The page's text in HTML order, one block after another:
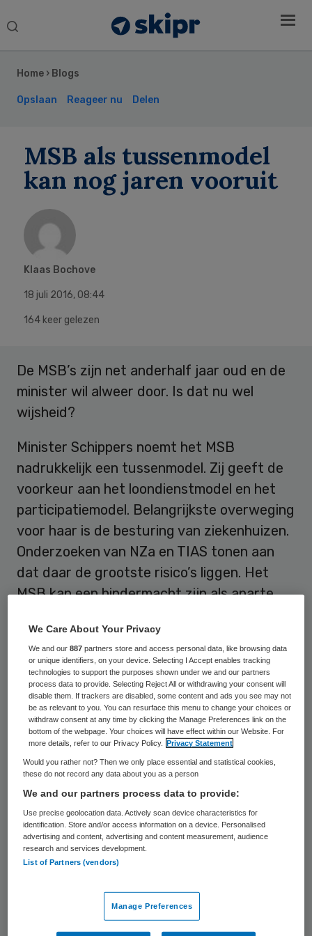
Search
Home › Blogs
Opslaan Reageer nu Delen
MSB als tussenmodel
kan nog jaren vooruit
Klaas Bochove
18 juli 2016, 08:44
164 keer gelezen
De MSB’s zijn net anderhalf jaar oud en de
minister wil alweer door. Is dat nu wel
wijsheid?
Minister Schippers noemt het MSB
nadrukkelijk een tussenmodel. Zij geeft de
voorkeur aan het loondienstmodel en het
participatiemodel. Belangrijkste overweging
voor haar is de besturing van ziekenhuizen.
Onderzoeken van NZa en TIAS tonen aan
dat daar de grootste risico’s liggen. Het
MSB kan een hindermacht zijn als aparte
botst met de eindverantwoordelijkheid van
de raad van bestuur voor kwaliteit en
veiligheid. Verder schroomt de minister
gelukkig niet om ook de positieve kanten
van MSB’s te benoemen: een
gelijkwaardigere relatie tussen
ziekenhuis en specialisten en intensievere
betrokkenheid bij opstellen van beleid.
Participatiemodel
Interessant is dat de minister een
ziekenhuizen als belangrijkste oplossing ziet
van een bestuurlijk zorgpunt. Ik zie
Sidebar
We Care About Your Privacy
We and our887 partners store and access personal data, like browsing data
or unique identifiers, on your device. Selecting I Accept enables tracking
technologies to support the purposes shown under we and our partners
process data to provide. Selecting Reject All or withdrawing your consent will
disable them. If trackers are disabled, some content and ads you see may not
be as relevant to you. You can resurface this menu to change your choices or
withdraw consent at any time by clicking the Manage Preferences link on the
bottom of the webpage. Your choices will have effect within our Website. For
more details, refer to our Privacy Policy.
Privacy Statement
Would you rather not? Then we only place essential and statistical cookies,
these do not record any data about you as a person
We and our partners process data to provide:
Use precise geolocation data. Actively scan device characteristics for
identification. Store and/or access information on a device. Personalised
advertising and content, advertising and content measurement, audience
research and services development.
List of Partners (vendors)
Manage Preferences